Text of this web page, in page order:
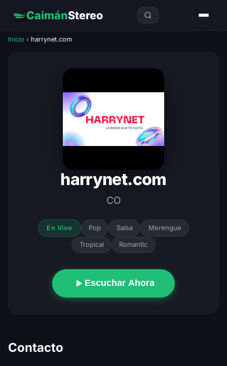
CaimánStereo
Inicio › harrynet.com
harrynet.com
CO
En Vivo Pop Salsa Merengue
Tropical Romantic
Escuchar Ahora
Contacto